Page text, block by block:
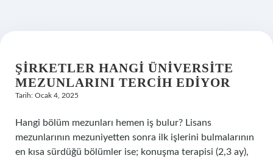
ŞIRKETLER HANGI ÜNIVERSITE
MEZUNLARINI TERCIH EDIYOR
Tarih: Ocak 4, 2025
Hangi bölüm mezunları hemen iş bulur? Lisans
mezunlarının mezuniyetten sonra ilk işlerini bulmalarının
en kısa sürdüğü bölümler ise; konuşma terapisi (2,3 ay),